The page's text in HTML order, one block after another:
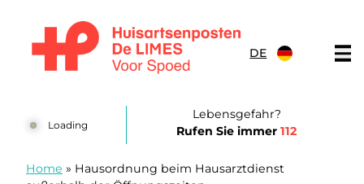
DE
Loading
Lebensgefahr?
Rufen Sie immer112
Home » Hausordnung beim Hausarztdienst